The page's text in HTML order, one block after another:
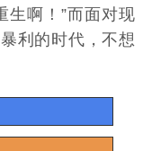
生啊！”而面对现
利的时代，不想